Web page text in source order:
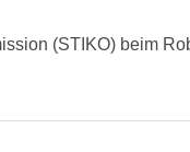
(STIKO) beim